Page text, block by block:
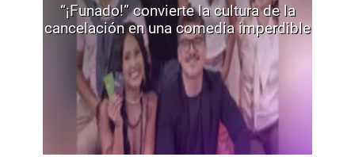
“¡Funado!” convierte la cultura de la
cancelación en una comedia imperdible